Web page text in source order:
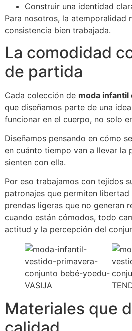
Construir una identidad
Para nosotros, la atemporalidad
consistencia bien trabajada.
La comodidad
de partida
Cada colección de moda infantil
que diseñamos parte de una
funcionar en el cuerpo, no solo
Diseñamos pensando en cómo
en cuánto tiempo van a llevar la
sienten con ella.
Por eso trabajamos con tejidos
patronajes que permiten libertad
prendas ligeras que no generan
cuando están cómodos, todo
actitud y la percepción del
Materiales que
calidad